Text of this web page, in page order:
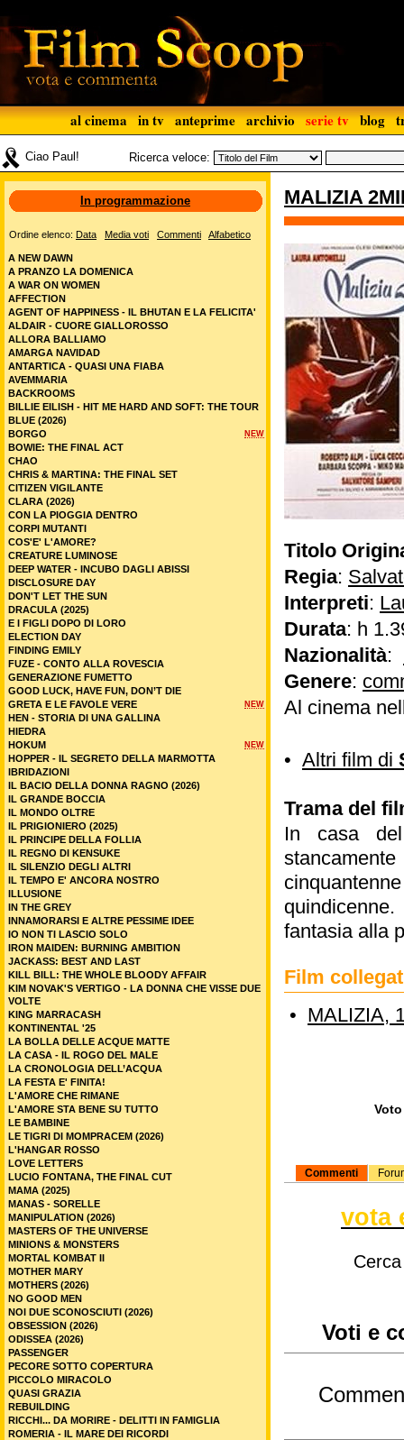
al cinema in tv anteprime archivio serie tv blog
Ciao Paul! Ricerca veloce:
MALIZIA
Titolo
Regia:
Interpreti:
Durata: h
Nazionalità:
Genere:
Al cinema
• Altri film di
Trama del
In casa
fantasia alla
Film
• MALIZIA,
Commenti
vota
Voti e
In programmazione
Ordine elenco: Data Media voti Commenti Alfabetico
A NEW DAWN
A PRANZO LA DOMENICA
A WAR ON WOMEN
AFFECTION
AGENT OF HAPPINESS - IL BHUTAN E LA FELICITA'
ALDAIR - CUORE GIALLOROSSO
ALLORA BALLIAMO
AMARGA NAVIDAD
ANTARTICA - QUASI UNA FIABA
AVEMMARIA
BACKROOMS
BILLIE EILISH - HIT ME HARD AND SOFT: THE TOUR
BLUE (2026)
NEW
BORGO
BOWIE: THE FINAL ACT
CHAO
CHRIS & MARTINA: THE FINAL SET
CITIZEN VIGILANTE
CLARA (2026)
CON LA PIOGGIA DENTRO
CORPI MUTANTI
COS'E' L'AMORE?
CREATURE LUMINOSE
DEEP WATER - INCUBO DAGLI ABISSI
DISCLOSURE DAY
DON'T LET THE SUN
DRACULA (2025)
E I FIGLI DOPO DI LORO
ELECTION DAY
FINDING EMILY
FUZE - CONTO ALLA ROVESCIA
GENERAZIONE FUMETTO
GOOD LUCK, HAVE FUN, DON’T DIE
NEW
GRETA E LE FAVOLE VERE
HEN - STORIA DI UNA GALLINA
HIEDRA
NEW
HOKUM
HOPPER - IL SEGRETO DELLA MARMOTTA
IBRIDAZIONI
IL BACIO DELLA DONNA RAGNO (2026)
IL GRANDE BOCCIA
IL MONDO OLTRE
IL PRIGIONIERO (2025)
IL PRINCIPE DELLA FOLLIA
IL REGNO DI KENSUKE
IL SILENZIO DEGLI ALTRI
IL TEMPO E' ANCORA NOSTRO
ILLUSIONE
IN THE GREY
INNAMORARSI E ALTRE PESSIME IDEE
IO NON TI LASCIO SOLO
IRON MAIDEN: BURNING AMBITION
JACKASS: BEST AND LAST
KILL BILL: THE WHOLE BLOODY AFFAIR
KIM NOVAK'S VERTIGO - LA DONNA CHE VISSE DUE
VOLTE
KING MARRACASH
KONTINENTAL '25
LA BOLLA DELLE ACQUE MATTE
LA CASA - IL ROGO DEL MALE
LA CRONOLOGIA DELL’ACQUA
LA FESTA E' FINITA!
L'AMORE CHE RIMANE
L'AMORE STA BENE SU TUTTO
LE BAMBINE
LE TIGRI DI MOMPRACEM (2026)
L'HANGAR ROSSO
LOVE LETTERS
LUCIO FONTANA, THE FINAL CUT
MAMA (2025)
MANAS - SORELLE
MANIPULATION (2026)
MASTERS OF THE UNIVERSE
MINIONS & MONSTERS
MORTAL KOMBAT II
MOTHER MARY
MOTHERS (2026)
NO GOOD MEN
NOI DUE SCONOSCIUTI (2026)
OBSESSION (2026)
ODISSEA (2026)
PASSENGER
PECORE SOTTO COPERTURA
PICCOLO MIRACOLO
QUASI GRAZIA
REBUILDING
RICCHI... DA MORIRE - DELITTI IN FAMIGLIA
ROMERIA - IL MARE DEI RICORDI